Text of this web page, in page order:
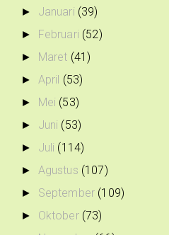
► Januari (39)
► Februari (52)
► Maret (41)
► April (53)
► Mei (53)
► Juni (53)
► Juli (114)
► Agustus (107)
► September (109)
► Oktober (73)